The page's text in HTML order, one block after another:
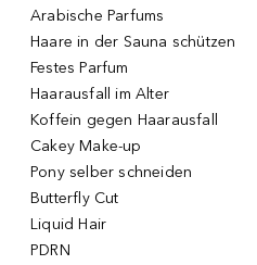
Arabische Parfums
Haare in der Sauna schützen
Festes Parfum
Haarausfall im Alter
Koffein gegen Haarausfall
Cakey Make-up
Pony selber schneiden
Butterfly Cut
Liquid Hair
PDRN